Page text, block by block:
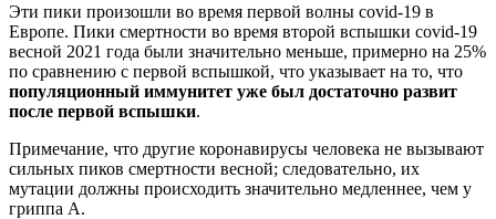
Эти пики произошли во время первой волны covid-19 в
Европе. Пики смертности во время второй вспышки covid-19
весной 2021 года были значительно меньше, примерно на 25%
по сравнению с первой вспышкой, что указывает на то, что
популяционный иммунитет уже был достаточно развит
после первой вспышки.
Примечание, что другие коронавирусы человека не вызывают
сильных пиков смертности весной; следовательно, их
мутации должны происходить значительно медленнее, чем у
гриппа А.